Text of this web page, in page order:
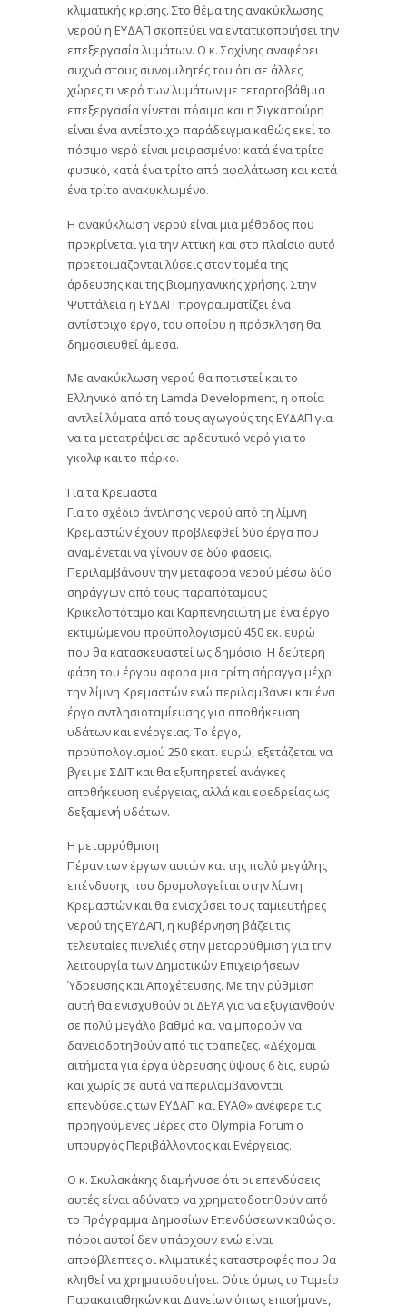
κλιματικής κρίσης. Στο θέμα της ανακύκλωσης
νερού η ΕΥΔΑΠ σκοπεύει να εντατικοποιήσει την
επεξεργασία λυμάτων. Ο κ. Σαχίνης αναφέρει
συχνά στους συνομιλητές του ότι σε άλλες
χώρες τι νερό των λυμάτων με τεταρτοβάθμια
επεξεργασία γίνεται πόσιμο και η Σιγκαπούρη
είναι ένα αντίστοιχο παράδειγμα καθώς εκεί το
πόσιμο νερό είναι μοιρασμένο: κατά ένα τρίτο
φυσικό, κατά ένα τρίτο από αφαλάτωση και κατά
ένα τρίτο ανακυκλωμένο.
Η ανακύκλωση νερού είναι μια μέθοδος που
προκρίνεται για την Αττική και στο πλαίσιο αυτό
προετοιμάζονται λύσεις στον τομέα της
άρδευσης και της βιομηχανικής χρήσης. Στην
Ψυττάλεια η ΕΥΔΑΠ προγραμματίζει ένα
αντίστοιχο έργο, του οποίου η πρόσκληση θα
δημοσιευθεί άμεσα.
Με ανακύκλωση νερού θα ποτιστεί και το
Ελληνικό από τη Lamda Development, η οποία
αντλεί λύματα από τους αγωγούς της ΕΥΔΑΠ για
να τα μετατρέψει σε αρδευτικό νερό για το
γκολφ και το πάρκο.
Για τα Κρεμαστά
Για το σχέδιο άντλησης νερού από τη λίμνη
Κρεμαστών έχουν προβλεφθεί δύο έργα που
αναμένεται να γίνουν σε δύο φάσεις.
Περιλαμβάνουν την μεταφορά νερού μέσω δύο
σηράγγων από τους παραπόταμους
Κρικελοπόταμο και Καρπενησιώτη με ένα έργο
εκτιμώμενου προϋπολογισμού 450 εκ. ευρώ
που θα κατασκευαστεί ως δημόσιο. Η δεύτερη
φάση του έργου αφορά μια τρίτη σήραγγα μέχρι
την λίμνη Κρεμαστών ενώ περιλαμβάνει και ένα
έργο αντλησιοταμίευσης για αποθήκευση
υδάτων και ενέργειας. Το έργο,
προϋπολογισμού 250 εκατ. ευρώ, εξετάζεται να
βγει με ΣΔΙΤ και θα εξυπηρετεί ανάγκες
αποθήκευση ενέργειας, αλλά και εφεδρείας ως
δεξαμενή υδάτων.
Η μεταρρύθμιση
Πέραν των έργων αυτών και της πολύ μεγάλης
επένδυσης που δρομολογείται στην λίμνη
Κρεμαστών και θα ενισχύσει τους ταμιευτήρες
νερού της ΕΥΔΑΠ, η κυβέρνηση βάζει τις
τελευταίες πινελιές στην μεταρρύθμιση για την
λειτουργία των Δημοτικών Επιχειρήσεων
Ύδρευσης και Αποχέτευσης. Με την ρύθμιση
αυτή θα ενισχυθούν οι ΔΕΥΑ για να εξυγιανθούν
σε πολύ μεγάλο βαθμό και να μπορούν να
δανειοδοτηθούν από τις τράπεζες. «Δέχομαι
αιτήματα για έργα ύδρευσης ύψους 6 δις, ευρώ
και χωρίς σε αυτά να περιλαμβάνονται
επενδύσεις των ΕΥΔΑΠ και ΕΥΑΘ» ανέφερε τις
προηγούμενες μέρες στο Olympia Forum ο
υπουργός Περιβάλλοντος και Ενέργειας.
Ο κ. Σκυλακάκης διαμήνυσε ότι οι επενδύσεις
αυτές είναι αδύνατο να χρηματοδοτηθούν από
το Πρόγραμμα Δημοσίων Επενδύσεων καθώς οι
πόροι αυτοί δεν υπάρχουν ενώ είναι
απρόβλεπτες οι κλιματικές καταστροφές που θα
κληθεί να χρηματοδοτήσει. Ούτε όμως το Ταμείο
Παρακαταθηκών και Δανείων όπως επισήμανε,